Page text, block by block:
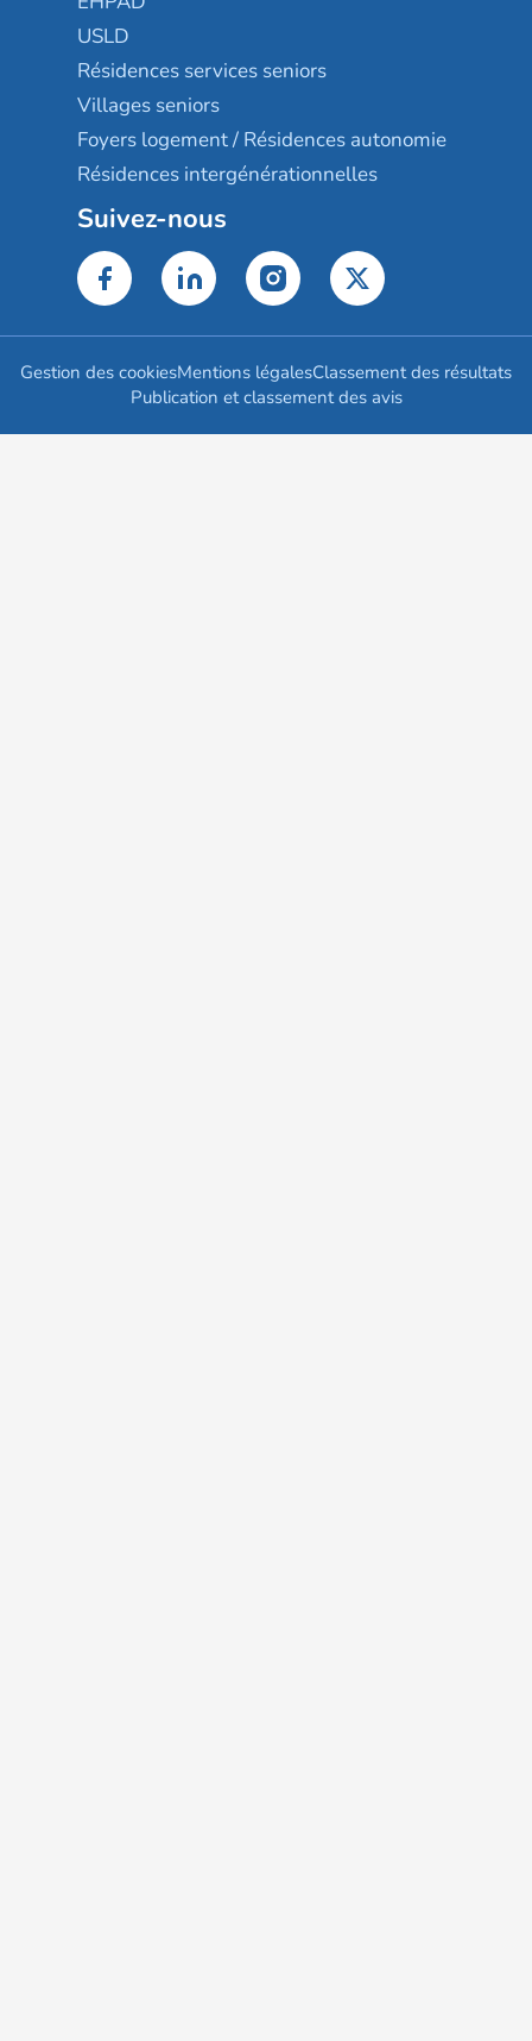
USLD
Résidences services seniors
Villages seniors
Foyers logement / Résidences autonomie
Résidences intergénérationnelles
Suivez-nous
Gestion des cookiesMentions légalesClassement des résultats
Publication et classement des avis